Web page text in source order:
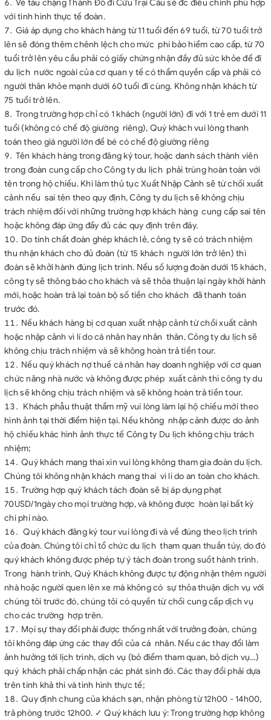
Vé tàu chặng Thành Đô đi Cửu Trại Câu sẽ đc điều chỉnh phù hợp
với tình hình thực tế đoàn.
Giá áp dụng cho khách hàng từ 11 tuổi đến 69 tuổi, từ 70 tuổi trở
lên sẽ đóng thêm chênh lệch cho mức phí bảo hiểm cao cấp, từ 70
tuổi trở lên yêu cầu phải có giấy chứng nhận đầy đủ sức khỏe để đi
du lịch nước ngoài của cơ quan y tế có thẩm quyền cấp và phải có
người thân khỏe mạnh dưới 60 tuổi đi cùng. Không nhận khách từ
75 tuổi trở lên.
Trong trường hợp chỉ có 1 khách (người lớn) đi với 1 trẻ em dưới 11
tuổi (không có chế độ giường riêng), Quý khách vui lòng thanh
toán theo giá người lớn để bé có chế độ giường riêng
Tên khách hàng trong đăng ký tour, hoặc danh sách thành viên
trong đoàn cung cấp cho Công ty du lịch phải trùng hoàn toàn với
tên trong hộ chiếu. Khi làm thủ tục Xuất Nhập Cảnh sẽ từ chối xuất
cảnh nếu sai tên theo quy định, Công ty du lịch sẽ không chịu
trách nhiệm đối với những trường hợp khách hàng cung cấp sai tên
hoặc không đáp ứng đầy đủ các quy định trên đây.
Do tính chất đoàn ghép khách lẻ, công ty sẽ có trách nhiệm
thu nhận khách cho đủ đoàn (từ 15 khách người lớn trở lên) thì
đoàn sẽ khởi hành đúng lịch trình. Nếu số lượng đoàn dưới 15 khách,
công ty sẽ thông báo cho khách và sẽ thỏa thuận lại ngày khởi hành
mới, hoặc hoàn trả lại toàn bộ số tiền cho khách đã thanh toán
trước đó.
Nếu khách hàng bị cơ quan xuất nhập cảnh từ chối xuất cảnh
hoặc nhập cảnh vì lí do cá nhân hay nhân thân, Công ty du lịch sẽ
không chịu trách nhiệm và sẽ không hoàn trả tiền tour.
Nếu quý khách nợ thuế cá nhân hay doanh nghiệp với cơ quan
chức năng nhà nước và không được phép xuất cảnh thì công ty du
lịch sẽ không chịu trách nhiệm và sẽ không hoàn trả tiền tour.
Khách phẫu thuật thẩm mỹ vui lòng làm lại hộ chiếu mới theo
hình ảnh tại thời điểm hiện tại. Nếu không nhập cảnh được do ảnh
hộ chiếu khác hình ảnh thực tế Công ty Du lịch không chịu trách
nhiệm;
Quý khách mang thai xin vui lòng không tham gia đoàn du lịch.
Chúng tôi không nhận khách mang thai vì lí do an toàn cho khách.
Trường hợp quý khách tách đoàn sẽ bị áp dụng phạt
70USD/1ngày cho mọi trường hợp, và không được hoàn lại bất kỳ
chi phí nào.
Quý khách đăng ký tour vui lòng đi và về đúng theo lịch trình
của đoàn. Chúng tôi chỉ tổ chức du lịch tham quan thuần túy, do đó
quý khách không được phép tự ý tách đoàn trong suốt hành trình.
Trong hành trình, Quý Khách không được tự động nhận thêm người
nhà hoặc người quen lên xe mà không có sự thỏa thuận dịch vụ với
chúng tôi trước đó, chúng tôi có quyền từ chối cung cấp dịch vụ
cho các trường hợp trên.
Mọi sự thay đổi phải được thống nhất với trưởng đoàn, chúng
tôi không đáp ứng các thay đổi của cá nhân. Nếu các thay đổi làm
ảnh hưởng tới lịch trình, dịch vụ (bỏ điểm tham quan, bỏ dịch vụ…)
quý khách phải chấp nhận các phát sinh đó. Các thay đổi phải dựa
trên tính khả thi và tình hình thực tế;
Quy định chung của khách sạn, nhận phòng từ 12h00 - 14h00,
trả phòng trước 12h00. ✓ Quý khách lưu ý: Trong trường hợp không